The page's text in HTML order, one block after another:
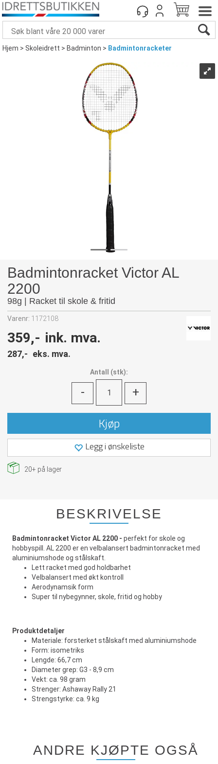
Hjem>Skoleidrett>Badminton> Badmintonracketer
Badmintonracket Victor AL
2200
98g | Racket til skole & fritid
Varenr: 1172108
359,- ink. mva.
287,- eks. mva.
Antall (stk):
- +
Kjøp
Legg i ønskeliste
20+ på lager
BESKRIVELSE
Badmintonracket Victor AL 2200 - perfekt for skole og
hobbyspill. AL 2200 er en velbalansert badmintonracket med
aluminiumshode og stålskaft.
Lett racket med god holdbarhet
Velbalansert med økt kontroll
Aerodynamsik form
Super til nybegynner, skole, fritid og hobby
Produktdetaljer
Materiale: forsterket stålskaft med aluminiumshode
Form: isometriks
Lengde: 66,7 cm
Diameter grep: G3 - 8,9 cm
Vekt: ca. 98 gram
Strenger: Ashaway Rally 21
Strengstyrke: ca. 9 kg
ANDRE KJØPTE OGSÅ